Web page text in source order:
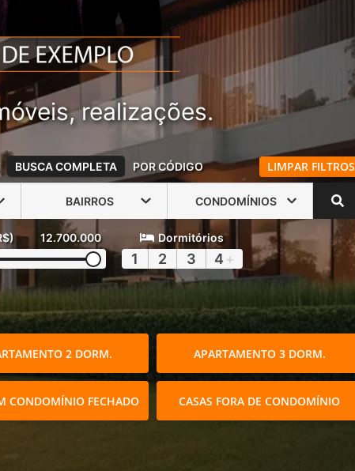
realizações.
BUSCA COMPLETA POR CÓDIGO LIMPAR FILTROS
BAIRROS CONDOMÍNIOS
12.700.000 Dormitórios
1 2 3 4 +
2 DORM. APARTAMENTO 3 DORM.
CONDOMÍNIO FECHADO CASAS FORA DE CONDOMÍNIO